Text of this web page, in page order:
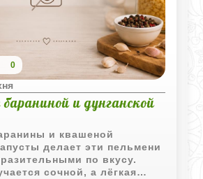
0
и дунганской
и квашеной
делает эти пельмени
по вкусу.
сочной, а лёгкая